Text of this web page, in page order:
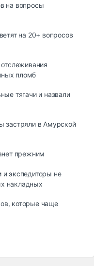
на вопросы
на 20+ вопросов
пломб
тягачи и назвали
застряли в Амурской
прежним
и экспедиторы не
накладных
которые чаще